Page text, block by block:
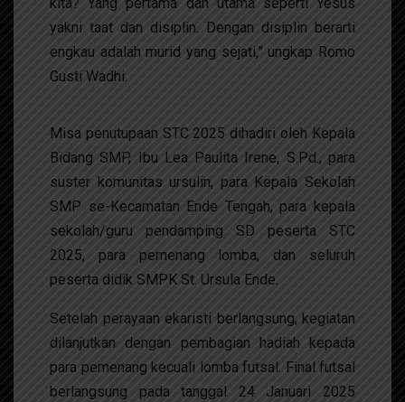
yakni taat dan disiplin. Dengan disiplin berarti
engkau adalah murid yang sejati,” ungkap Romo
Gusti Wadhi.
Misa penutupaan STC 2025 dihadiri oleh Kepala
Bidang SMP, Ibu Lea Paulita Irene, S.Pd., para
suster komunitas ursulin, para Kepala Sekolah
SMP se-Kecamatan Ende Tengah, para kepala
sekolah/guru pendamping SD peserta STC
2025, para pemenang lomba, dan seluruh
peserta didik SMPK St. Ursula Ende.
Setelah perayaan ekaristi berlangsung, kegiatan
dilanjutkan dengan pembagian hadiah kepada
para pemenang kecuali lomba futsal. Final futsal
berlangsung pada tanggal 24 Januari 2025